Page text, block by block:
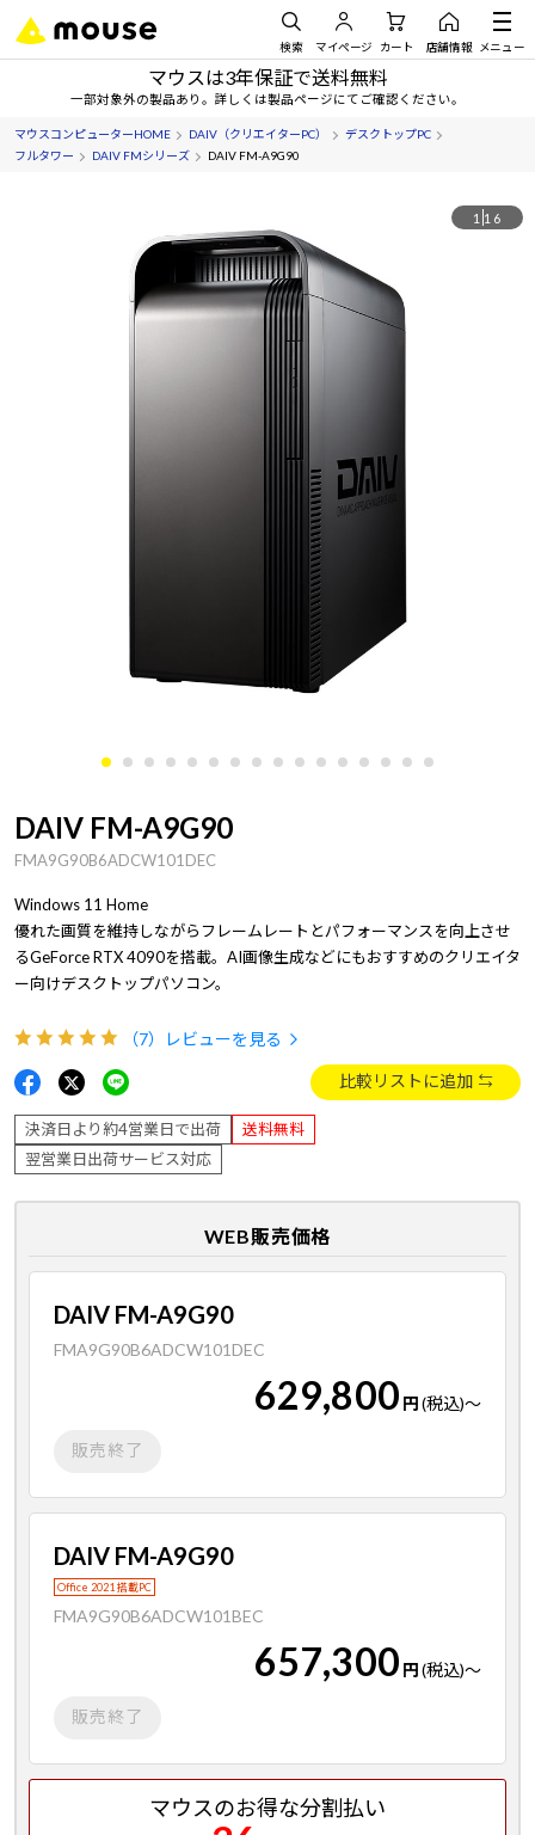
検索 マイページ カート 店舗情報 メニュー
マウスは3年保証で送料無料
一部対象外の製品あり。詳しくは製品ページにてご確認ください。
マウスコンピューターHOME DAIV（クリエイターPC）
デスクトップPC
フルタワー
DAIV FMシリーズ DAIV FM-A9G90
1 16
DAIV FM-A9G90
FMA9G90B6ADCW101DEC
Windows 11 Home
優れた画質を維持しながらフレームレートとパフォーマンスを向上させ
るGeForce RTX 4090を搭載。AI画像生成などにもおすすめのクリエイタ
ー向けデスクトップパソコン。
（7） レビューを見る
比較リストに追加
決済日より約4営業日で出荷
送料無料
翌営業日出荷サービス対応
WEB販売価格
DAIV FM-A9G90
FMA9G90B6ADCW101DEC
629,800 円(税込)～
販売終了
DAIV FM-A9G90
Office 2021 搭載PC
FMA9G90B6ADCW101BEC
657,300 円(税込)～
販売終了
マウスのお得な分割払い